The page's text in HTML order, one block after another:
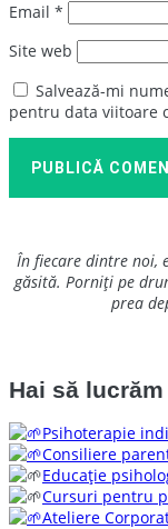
Email *
Site web
Salvează-mi
pentru data viitoare
PUBLICĂ
În fiecare dintre noi,
găsită. Porniți pe
prea
Hai să
Psihoterapie
Consiliere
Educație
Cursuri pentru
Ateliere